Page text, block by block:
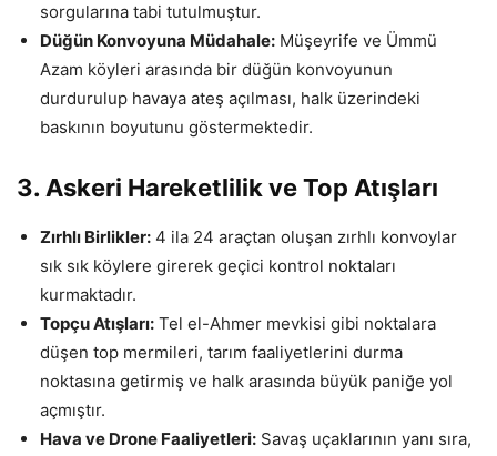
sorgularına tabi tutulmuştur.
Düğün Konvoyuna Müdahale: Müşeyrife ve Ümmü
Azam köyleri arasında bir düğün konvoyunun
durdurulup havaya ateş açılması, halk üzerindeki
baskının boyutunu göstermektedir.
3. Askeri Hareketlilik ve Top Atışları
Zırhlı Birlikler: 4 ila 24 araçtan oluşan zırhlı konvoylar
sık sık köylere girerek geçici kontrol noktaları
kurmaktadır.
Topçu Atışları: Tel el-Ahmer mevkisi gibi noktalara
düşen top mermileri, tarım faaliyetlerini durma
noktasına getirmiş ve halk arasında büyük paniğe yol
açmıştır.
Hava ve Drone Faaliyetleri: Savaş uçaklarının yanı sıra,